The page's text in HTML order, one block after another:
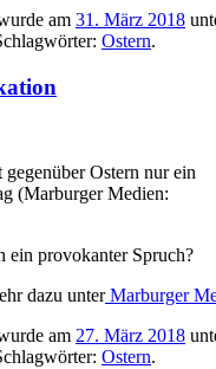
am 31. März 2018
Ostern.
gegenüber Ostern nur ein
(Marburger Medien:
ein provokanter Spruch?
dazu unterMarburger
am 27. März 2018
Ostern.